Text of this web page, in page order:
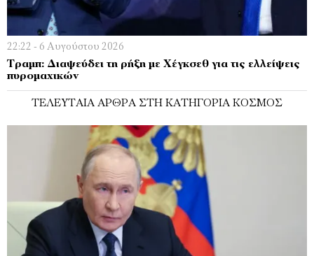
22:22 - 6 Αυγούστου 2026
Τραμπ: Διαψεύδει τη ρήξη με Χέγκσεθ για τις ελλείψεις
πυρομαχικών
ΤΕΛΕΥΤΑΊΑ ΆΡΘΡΑ ΣΤΗ ΚΑΤΗΓΟΡΊΑ ΚΌΣΜΟΣ